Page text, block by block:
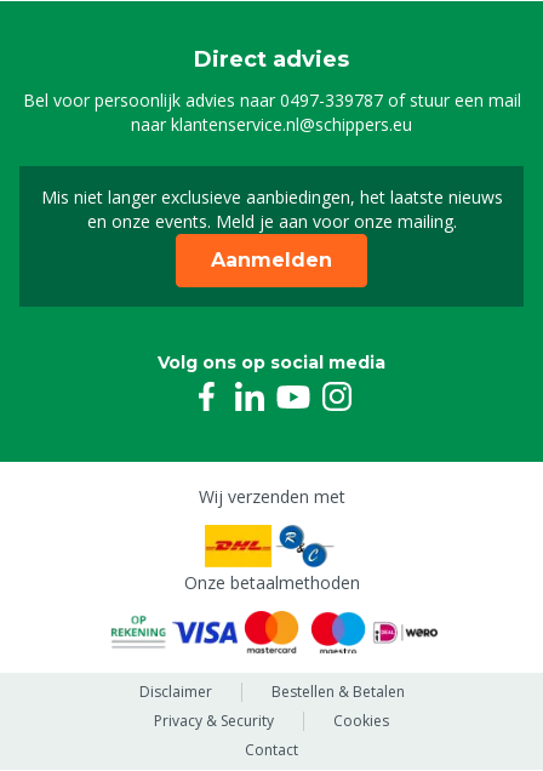
Direct advies
Bel voor persoonlijk advies naar0497-339787of stuur een mail
naarklantenservice.nl@schippers.eu
Mis niet langer exclusieve aanbiedingen, het laatste nieuws
en onze events. Meld je aan voor onze mailing.
Schrijf je in voor onze
Aanmelden
Volg ons op social media
Wij verzenden met
Onze betaalmethoden
Disclaimer
Bestellen & Betalen
Privacy & Security
Cookies
Contact